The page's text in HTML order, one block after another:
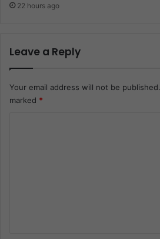
22 hours ago
Leave a Reply
Your email address will not be published.
marked *